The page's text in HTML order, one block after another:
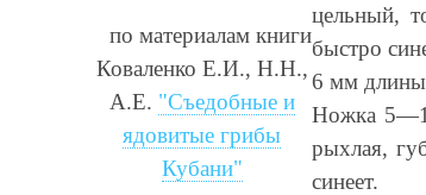
по материалам книги
Коваленко Е.И., Н.Н.,
А.Е. "Съедобные и
ядовитые грибы
Кубани"
цельный,
быстро
6 мм
Ножка
рыхлая,
синеет.